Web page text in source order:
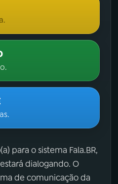
para o sistema Fala.BR,
dialogando. O
de comunicação da